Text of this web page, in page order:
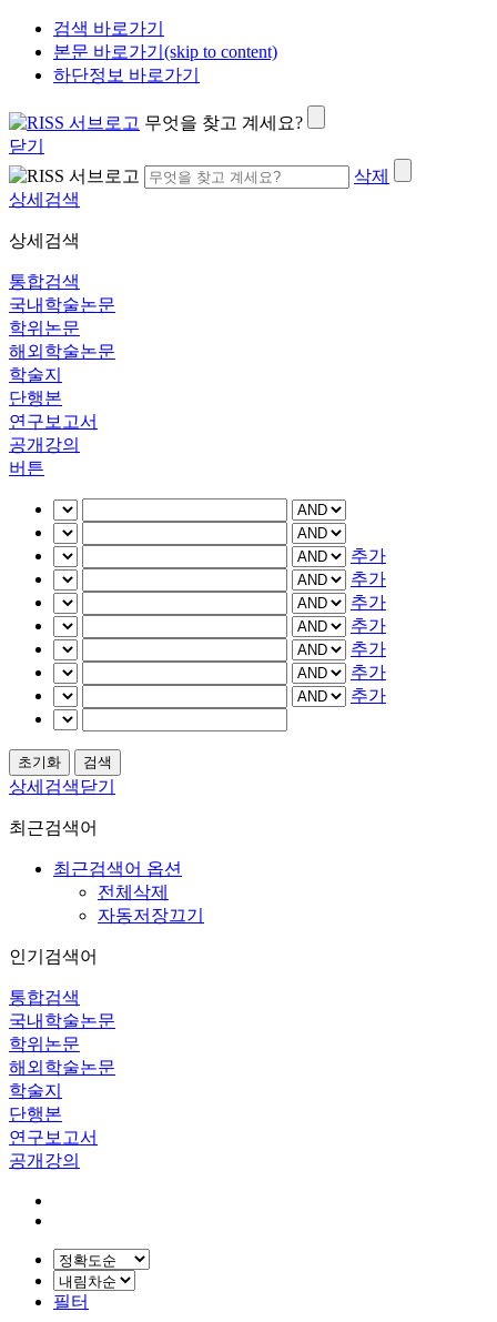
검색 바로가기
본문 바로가기(skip to content)
하단정보 바로가기
무엇을 찾고 계세요?
닫기
삭제
상세검색
상세검색
통합검색
국내학술논문
학위논문
해외학술논문
학술지
단행본
연구보고서
공개강의
버튼
추가
추가
추가
추가
추가
추가
추가
상세검색닫기
최근검색어
최근검색어 옵션
전체삭제
자동저장끄기
인기검색어
통합검색
국내학술논문
학위논문
해외학술논문
학술지
단행본
연구보고서
공개강의
필터